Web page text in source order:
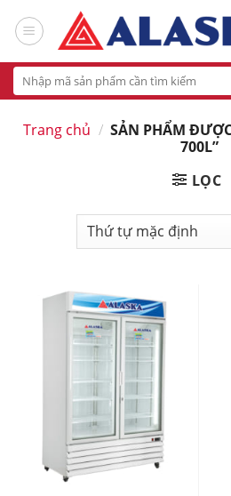
Tìm
kiếm:
Trang chủ / SẢN PHẨM
700L”
LỌC